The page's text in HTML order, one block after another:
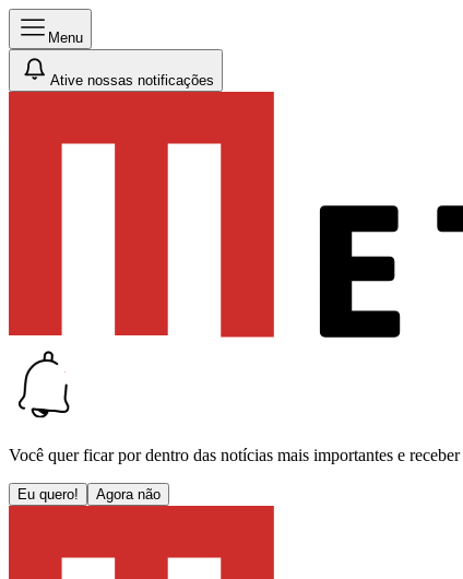
Menu
Ative nossas notificações
Você quer ficar por dentro das notícias mais importantes e receber
Eu quero! Agora não